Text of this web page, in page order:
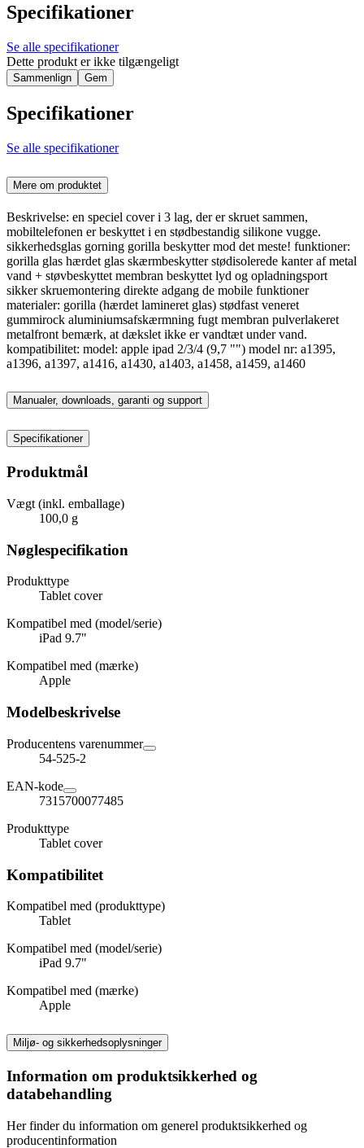
Specifikationer
Se alle specifikationer
Dette produkt er ikke tilgængeligt
Sammenlign Gem
Specifikationer
Se alle specifikationer
Mere om produktet
Beskrivelse: en speciel cover i 3 lag, der er skruet sammen,
mobiltelefonen er beskyttet i en stødbestandig silikone vugge.
sikkerhedsglas gorning gorilla beskytter mod det meste! funktioner:
gorilla glas hærdet glas skærmbeskytter stødisolerede kanter af metal
vand + støvbeskyttet membran beskyttet lyd og opladningsport
sikker skruemontering direkte adgang de mobile funktioner
materialer: gorilla (hærdet lamineret glas) stødfast veneret
gummirock aluminiumsafskærmning fugt membran pulverlakeret
metalfront bemærk, at dækslet ikke er vandtæt under vand.
kompatibilitet: model: apple ipad 2/3/4 (9,7 "") model nr: a1395,
a1396, a1397, a1416, a1430, a1403, a1458, a1459, a1460
Manualer, downloads, garanti og support
Specifikationer
Produktmål
Vægt (inkl. emballage)
100,0 g
Nøglespecifikation
Produkttype
Tablet cover
Kompatibel med (model/serie)
iPad 9.7"
Kompatibel med (mærke)
Apple
Modelbeskrivelse
Producentens varenummer
54-525-2
EAN-kode
7315700077485
Produkttype
Tablet cover
Kompatibilitet
Kompatibel med (produkttype)
Tablet
Kompatibel med (model/serie)
iPad 9.7"
Kompatibel med (mærke)
Apple
Miljø- og sikkerhedsoplysninger
Information om produktsikkerhed og
databehandling
Her finder du information om generel produktsikkerhed og
producentinformation